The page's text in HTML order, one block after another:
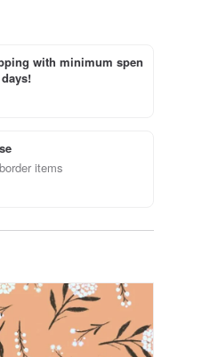
with minimum spen
items